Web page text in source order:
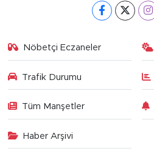
Nöbetçi Eczaneler
Trafik Durumu
Tüm Manşetler
Haber Arşivi